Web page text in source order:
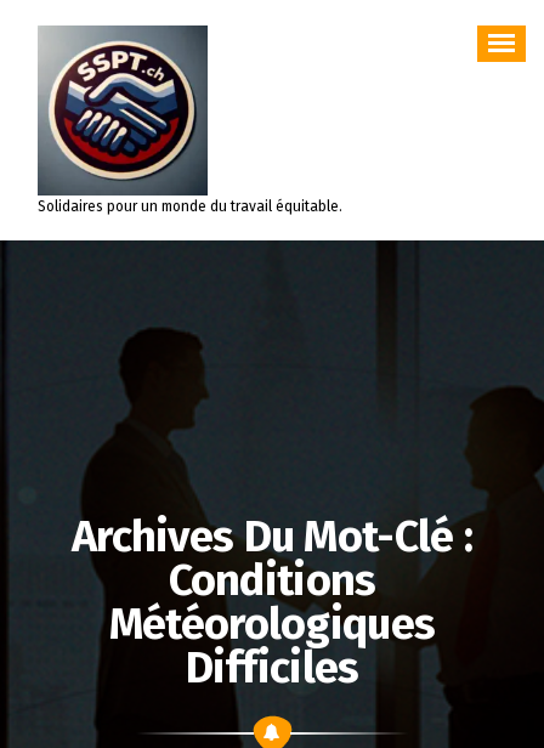
contenu
Solidaires pour un monde du travail équitable.
Archives Du Mot-Clé :
Conditions
Météorologiques
Difficiles